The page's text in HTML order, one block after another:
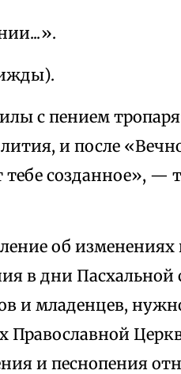
с пением
и после
созданное», —
об
в дни
и младенцев,
Православной
и песнопения